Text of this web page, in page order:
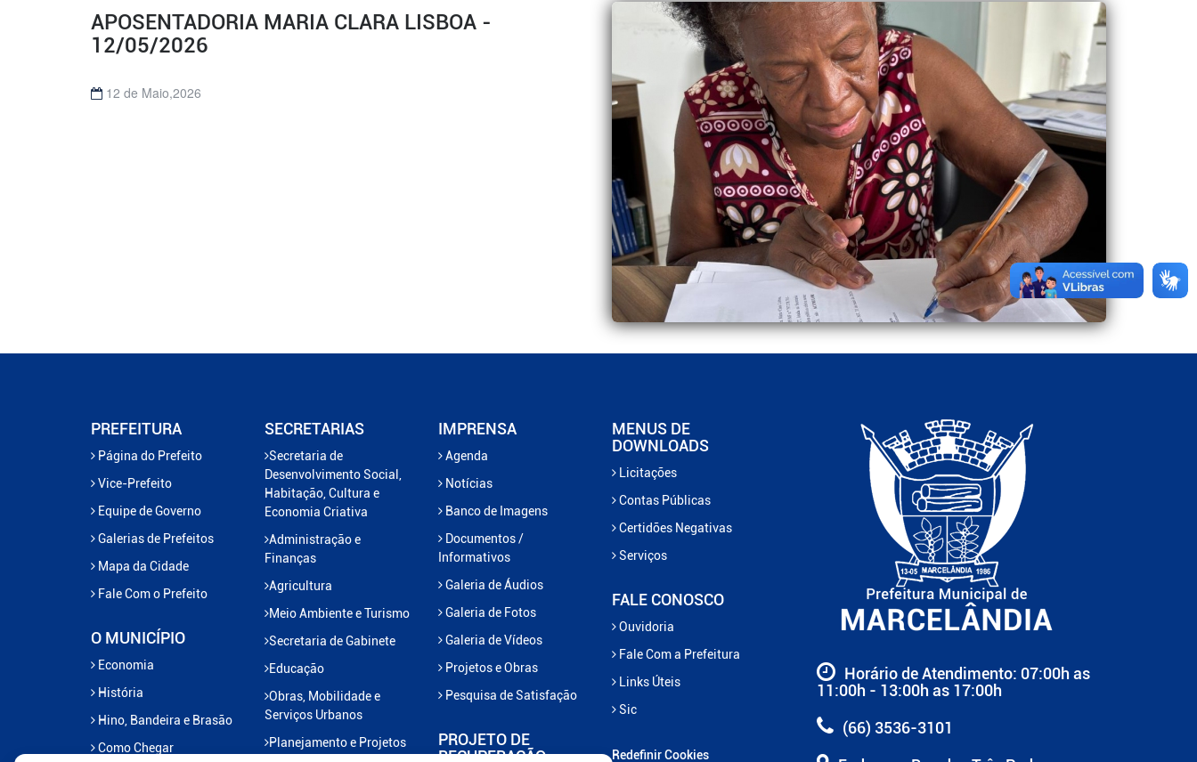
APOSENTADORIA MARIA CLARA LISBOA -
12/05/2026
12 de Maio,2026
Horário de Atendimento: 07:00h as
11:00h - 13:00h as 17:00h
(66) 3536-3101
PREFEITURA
Página do Prefeito
Vice-Prefeito
Equipe de Governo
Galerias de Prefeitos
Mapa da Cidade
Fale Com o Prefeito
O MUNICÍPIO
Economia
História
Hino, Bandeira e Brasão
Como Chegar
SECRETARIAS
Secretaria de
Desenvolvimento Social,
Habitação, Cultura e
Economia Criativa
Administração e
Finanças
Agricultura
Meio Ambiente e Turismo
Secretaria de Gabinete
Educação
Obras, Mobilidade e
Serviços Urbanos
Planejamento e Projetos
IMPRENSA
Agenda
Notícias
Banco de Imagens
Documentos /
Informativos
Galeria de Áudios
Galeria de Fotos
Galeria de Vídeos
Projetos e Obras
Pesquisa de Satisfação
PROJETO DE
RECUPERAÇÃO
MENUS DE
DOWNLOADS
Licitações
Contas Públicas
Certidões Negativas
Serviços
FALE CONOSCO
Ouvidoria
Fale Com a Prefeitura
Links Úteis
Sic
Redefinir Cookies